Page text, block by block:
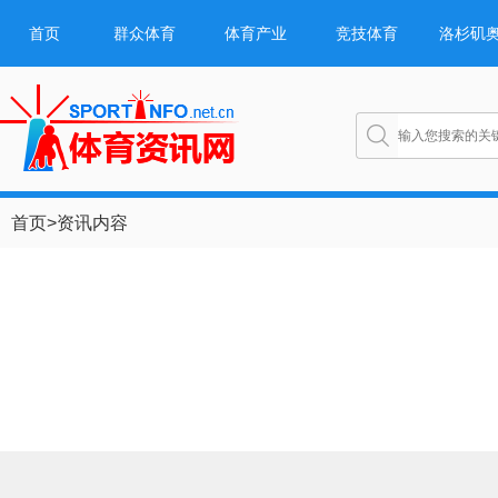
首页 群众体育 体育产业 竞技体育 洛杉矶
首页>资讯内容